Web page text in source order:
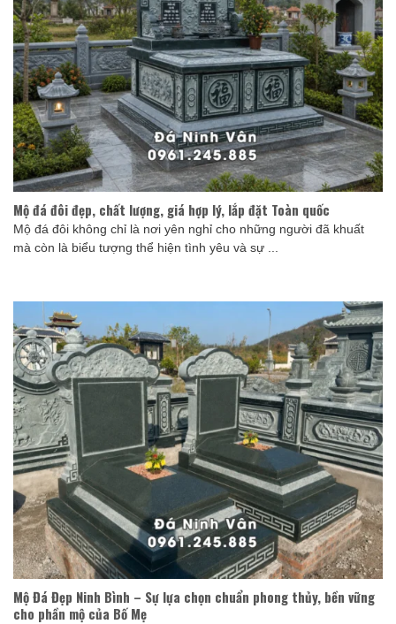
Mộ đá đôi đẹp, chất lượng, giá hợp lý, lắp đặt Toàn quốc
Mộ đá đôi không chỉ là nơi yên nghỉ cho những người đã khuất
mà còn là biểu tượng thể hiện tình yêu và sự ...
Mộ Đá Đẹp Ninh Bình – Sự lựa chọn chuẩn phong thủy, bền vững
cho phần mộ của Bố Mẹ